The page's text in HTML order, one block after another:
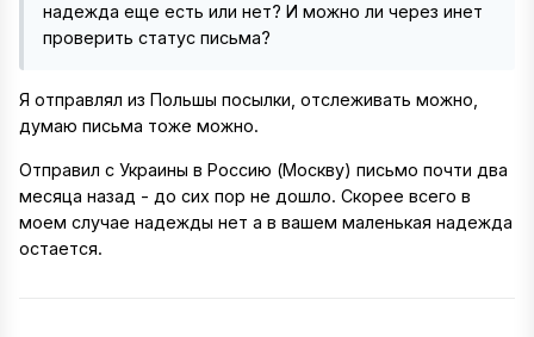
надежда еще есть или нет? И можно ли через инет
проверить статус письма?
Я отправлял из Польшы посылки, отслеживать можно,
думаю письма тоже можно.
Отправил с Украины в Россию (Москву) письмо почти два
месяца назад - до сих пор не дошло. Скорее всего в
моем случае надежды нет а в вашем маленькая надежда
остается.